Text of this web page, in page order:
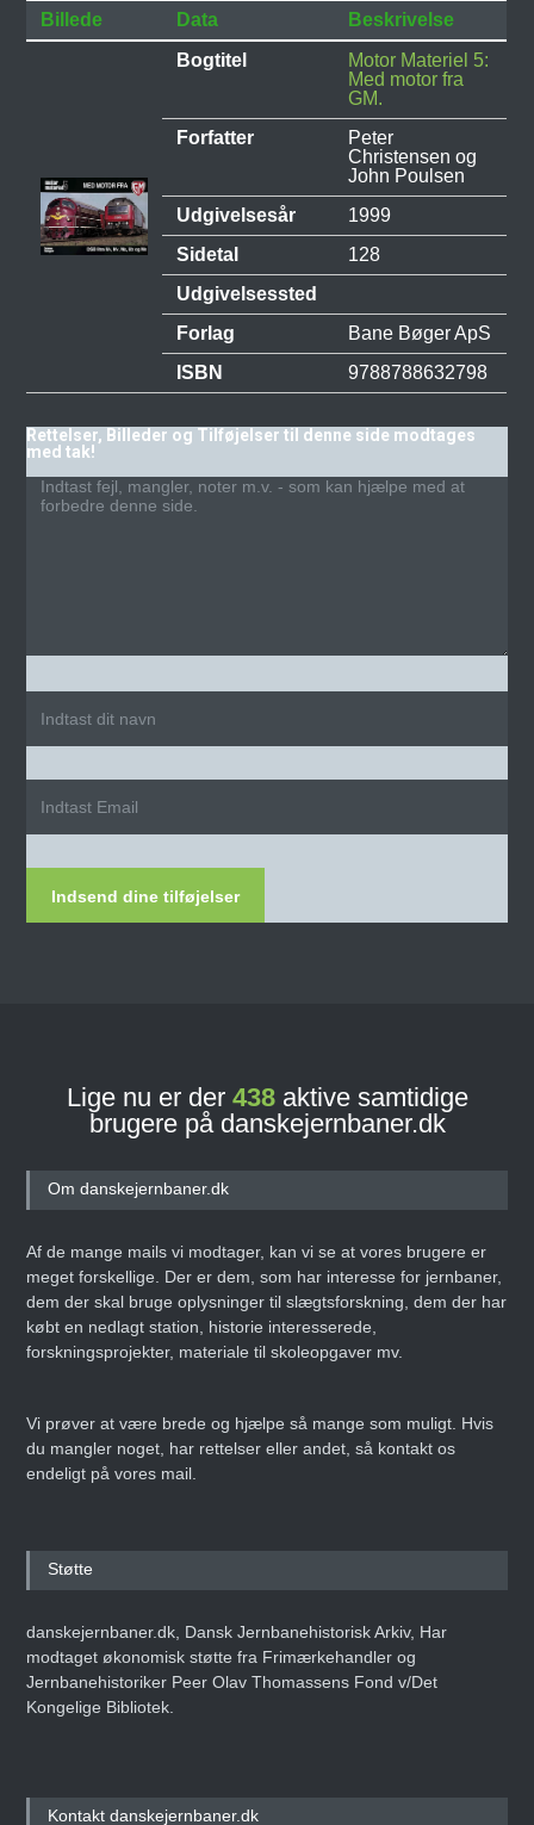
Billede
Data
Beskrivelse
Bogtitel
Motor Materiel 5:
Med motor fra
GM.
Forfatter
Peter
Christensen og
John Poulsen
Udgivelsesår
1999
Sidetal
128
Udgivelsessted
Forlag
Bane Bøger ApS
ISBN
9788788632798
Rettelser, Billeder og Tilføjelser til denne side modtages
med tak!
Indsend dine tilføjelser
Lige nu er der 438aktive samtidige
brugere på danskejernbaner.dk
Om danskejernbaner.dk
Af de mange mails vi modtager, kan vi se at vores brugere er
meget forskellige. Der er dem, som har interesse for jernbaner,
dem der skal bruge oplysninger til slægtsforskning, dem der har
købt en nedlagt station, historie interesserede,
forskningsprojekter, materiale til skoleopgaver mv.
Vi prøver at være brede og hjælpe så mange som muligt. Hvis
du mangler noget, har rettelser eller andet, så kontakt os
endeligt på vores mail.
Støtte
danskejernbaner.dk, Dansk Jernbanehistorisk Arkiv, Har
modtaget økonomisk støtte fra Frimærkehandler og
Jernbanehistoriker Peer Olav Thomassens Fond v/Det
Kongelige Bibliotek.
Kontakt danskejernbaner.dk